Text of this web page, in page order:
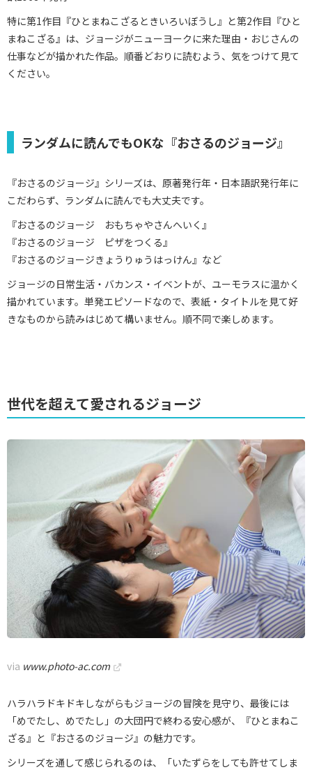
特に第1作目『ひとまねこざるときいろいぼうし』と第2作目『ひと
まねこざる』は、ジョージがニューヨークに来た理由・おじさんの
仕事などが描かれた作品。順番どおりに読むよう、気をつけて見て
ください。
ランダムに読んでもOKな『おさるのジョージ』
『おさるのジョージ』シリーズは、原著発行年・日本語訳発行年に
こだわらず、ランダムに読んでも大丈夫です。
『おさるのジョージ おもちゃやさんへいく』
『おさるのジョージ ピザをつくる』
『おさるのジョージきょうりゅうはっけん』など
ジョージの日常生活・バカンス・イベントが、ユーモラスに温かく
描かれています。単発エピソードなので、表紙・タイトルを見て好
きなものから読みはじめて構いません。順不同で楽しめます。
世代を超えて愛されるジョージ
via www.photo-ac.com
ハラハラドキドキしながらもジョージの冒険を見守り、最後には
「めでたし、めでたし」の大団円で終わる安心感が、『ひとまねこ
ざる』と『おさるのジョージ』の魅力です。
シリーズを通して感じられるのは、「いたずらをしても許せてしま